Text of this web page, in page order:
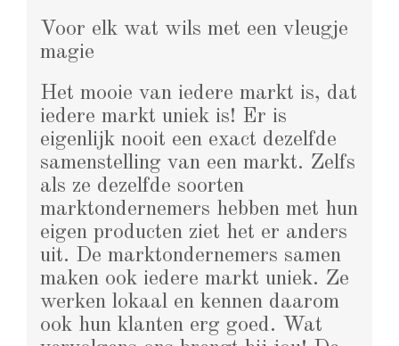
Voor elk wat wils met een vleugje
magie
Het mooie van iedere markt is, dat
iedere markt uniek is! Er is
eigenlijk nooit een exact dezelfde
samenstelling van een markt. Zelfs
als ze dezelfde soorten
marktondernemers hebben met hun
eigen producten ziet het er anders
uit. De marktondernemers samen
maken ook iedere markt uniek. Ze
werken lokaal en kennen daarom
ook hun klanten erg goed. Wat